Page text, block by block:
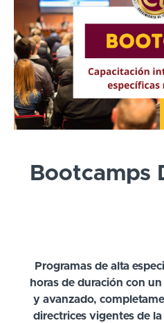
Bootcamps
Programas de alta
horas de duración con
y avanzado,
directrices vigentes de